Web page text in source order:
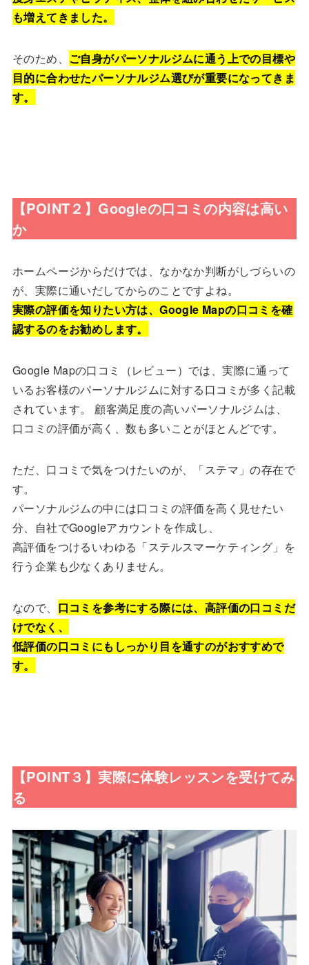
も増えてきました。
そのため、 ご自身がパーソナルジムに通う上での目標や
目的に合わせたパーソナルジム選びが重要になってきま
す。
【POINT２】Googleの口コミの内容は高い
か
ホームページからだけでは、なかなか判断がしづらいの
が、実際に通いだしてからのことですよね。
実際の評価を知りたい方は、Google Mapの口コミを確
認するのをお勧めします。
Google Mapの口コミ（レビュー）では、実際に通って
いるお客様のパーソナルジムに対する口コミが多く記載
されています。 顧客満足度の高いパーソナルジムは、
口コミの評価が高く、数も多いことがほとんどです。
ただ、口コミで気をつけたいのが、「ステマ」の存在で
す。
パーソナルジムの中には口コミの評価を高く見せたい
分、自社でGoogleアカウントを作成し、
高評価をつけるいわゆる「ステルスマーケティング」を
行う企業も少なくありません。
なので、 口コミを参考にする際には、高評価の口コミだ
けでなく、
低評価の口コミにもしっかり目を通すのがおすすめで
す。
【POINT３】実際に体験レッスンを受けてみ
る